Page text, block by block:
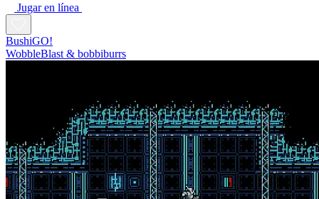
Jugar en línea
BushiGO!
WobbleBlast & bobbiburrs